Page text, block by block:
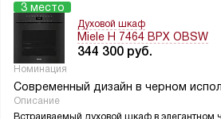
3 место
Духовой шкаф
Miele H 7464 BPX OBSW
344 300 руб.
Номинация
Современный дизайн в черном
Описание